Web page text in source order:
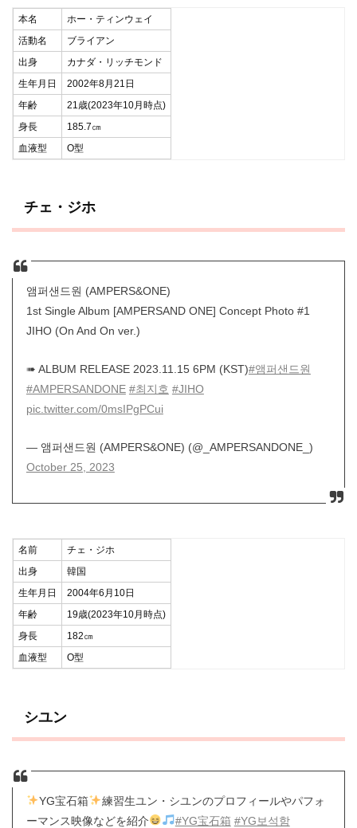
本名
ホー・ティンウェイ
活動名
ブライアン
出身
カナダ・リッチモンド
生年月日
2002年8月21日
年齢
21歳(2023年10月時点)
身長
185.7㎝
血液型
O型
チェ・ジホ
앰퍼샌드원 (AMPERS&ONE)
1st Single Album [AMPERSAND ONE] Concept Photo #1
JIHO (On And On ver.)
➠ ALBUM RELEASE 2023.11.15 6PM (KST)#앰퍼샌드원
#AMPERSANDONE #최지호 #JIHO
pic.twitter.com/0msIPgPCui
— 앰퍼샌드원 (AMPERS&ONE) (@_AMPERSANDONE_)
October 25, 2023
名前
チェ・ジホ
出身
韓国
生年月日
2004年6月10日
年齢
19歳(2023年10月時点)
身長
182㎝
血液型
O型
シユン
YG宝石箱
練習生ユン・シユンのプロフィールやパフォ
ーマンス映像などを紹介
#YG宝石箱 #YG보석함